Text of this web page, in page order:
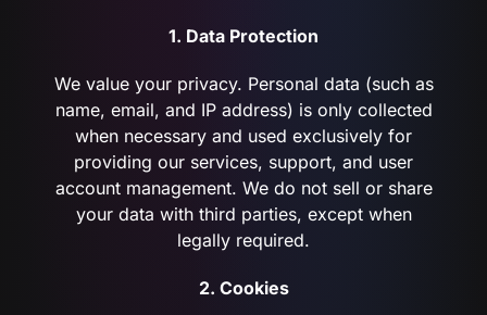
1. Data Protection
We value your privacy. Personal data (such as
name, email, and IP address) is only collected
when necessary and used exclusively for
providing our services, support, and user
account management. We do not sell or share
your data with third parties, except when
legally required.
2. Cookies